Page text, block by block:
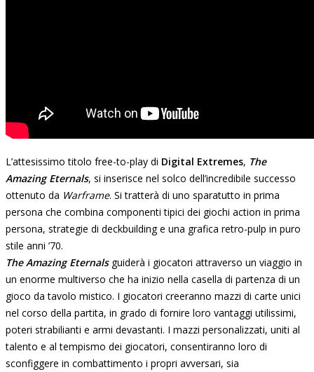
L’attesissimo titolo free-to-play di Digital Extremes, The
Amazing Eternals, si inserisce nel solco dell’incredibile successo
ottenuto da Warframe. Si tratterà di uno sparatutto in prima
persona che combina componenti tipici dei giochi action in prima
persona, strategie di deckbuilding e una grafica retro-pulp in puro
stile anni ’70.
The Amazing Eternals guiderà i giocatori attraverso un viaggio in
un enorme multiverso che ha inizio nella casella di partenza di un
gioco da tavolo mistico. I giocatori creeranno mazzi di carte unici
nel corso della partita, in grado di fornire loro vantaggi utilissimi,
poteri strabilianti e armi devastanti. I mazzi personalizzati, uniti al
talento e al tempismo dei giocatori, consentiranno loro di
sconfiggere in combattimento i propri avversari, sia